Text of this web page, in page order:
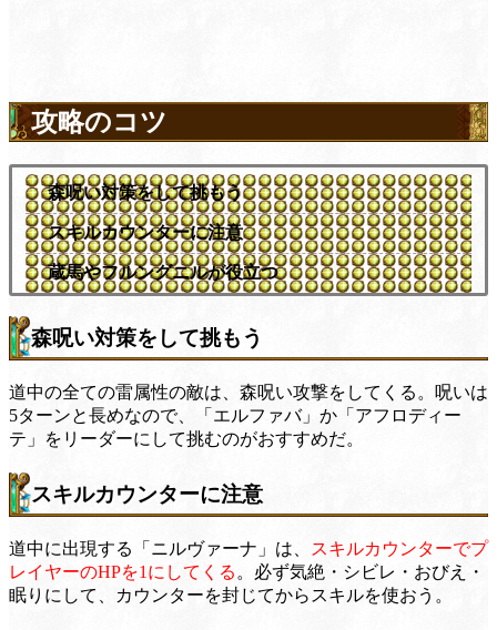
攻略のコツ
森呪い対策をして挑もう
スキルカウンターに注意
蔵馬やフルングニルが役立つ
森呪い対策をして挑もう
道中の全ての雷属性の敵は、森呪い攻撃をしてくる。呪いは
5ターンと長めなので、「エルファバ」か「アフロディー
テ」をリーダーにして挑むのがおすすめだ。
スキルカウンターに注意
道中に出現する「ニルヴァーナ」は、
スキルカウンターでプ
レイヤーのHPを1にしてくる 。必ず気絶・シビレ・おびえ・
眠りにして、カウンターを封じてからスキルを使おう。